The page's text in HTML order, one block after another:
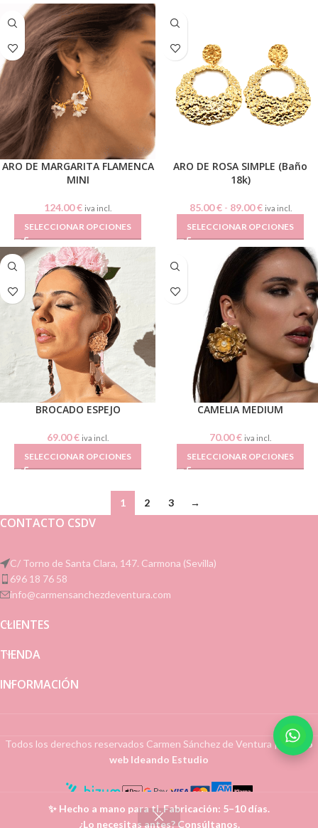
✨ Hecho a mano para ti. Fabricación: 5–10 días.
¿Lo necesitas antes? Consúltanos.
ARO DE MARGARITA FLAMENCA
MINI
124.00€ iva incl.
SELECCIONAR OPCIONES
ARO DE ROSA SIMPLE (Baño
18k)
85.00€ - 89.00€ iva incl.
SELECCIONAR OPCIONES
BROCADO ESPEJO
69.00€ iva incl.
SELECCIONAR OPCIONES
CAMELIA MEDIUM
70.00€ iva incl.
SELECCIONAR OPCIONES
1 2 3 →
CONTACTO CSDV
C/ Torno de Santa Clara, 147. Carmona (Sevilla)
696 18 76 58
info@carmensanchezdeventura.com
CLIENTES
TIENDA
INFORMACIÓN
Todos los derechos reservados Carmen Sánchez de Ventura|
Diseño
web Ideando Estudio
0